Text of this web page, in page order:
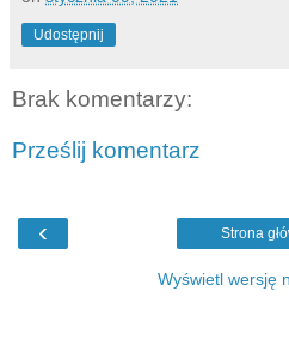
Udostępnij
Brak komentarzy:
Prześlij komentarz
‹ Strona
Wyświetl wersję